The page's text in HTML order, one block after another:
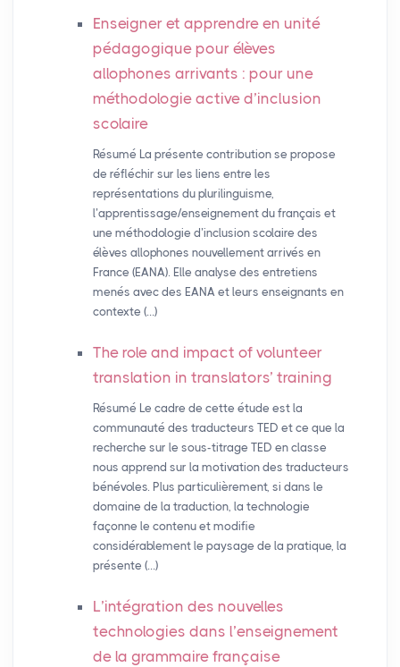
Enseigner et apprendre en unité
pédagogique pour élèves
allophones arrivants : pour une
méthodologie active d’inclusion
scolaire
Résumé La présente contribution se propose
de réfléchir sur les liens entre les
représentations du plurilinguisme,
l’apprentissage/enseignement du français et
une méthodologie d’inclusion scolaire des
élèves allophones nouvellement arrivés en
France (EANA). Elle analyse des entretiens
menés avec des EANA et leurs enseignants en
contexte (…)
The role and impact of volunteer
translation in translators’ training
Résumé Le cadre de cette étude est la
communauté des traducteurs TED et ce que la
recherche sur le sous-titrage TED en classe
nous apprend sur la motivation des traducteurs
bénévoles. Plus particulièrement, si dans le
domaine de la traduction, la technologie
façonne le contenu et modifie
considérablement le paysage de la pratique, la
présente (…)
L’intégration des nouvelles
technologies dans l’enseignement
de la grammaire française